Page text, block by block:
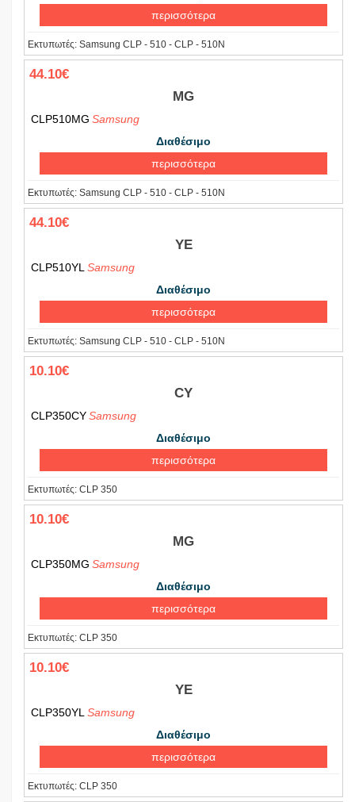
περισσότερα
Εκτυπωτές: Samsung CLP - 510 - CLP - 510N
44.10€
MG
CLP510MG Samsung
Διαθέσιμο
περισσότερα
Εκτυπωτές: Samsung CLP - 510 - CLP - 510N
44.10€
YE
CLP510YL Samsung
Διαθέσιμο
περισσότερα
Εκτυπωτές: Samsung CLP - 510 - CLP - 510N
10.10€
CY
CLP350CYSamsung
Διαθέσιμο
περισσότερα
Εκτυπωτές: CLP 350
10.10€
MG
CLP350MG Samsung
Διαθέσιμο
περισσότερα
Εκτυπωτές: CLP 350
10.10€
YE
CLP350YL Samsung
Διαθέσιμο
περισσότερα
Εκτυπωτές: CLP 350